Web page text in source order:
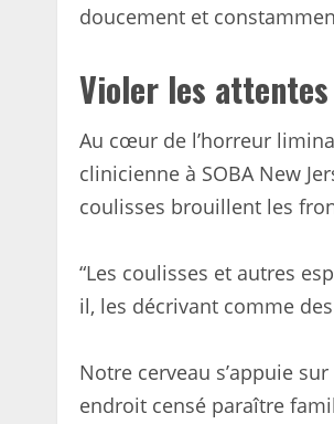
doucement et
Violer les attentes
Au cœur de l’horreur
clinicienne à SOBA New
coulisses brouillent les
“Les coulisses et autres
il, les décrivant comme
Notre cerveau s’appuie
endroit censé paraître